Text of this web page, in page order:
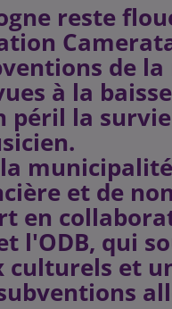
reste
de
à la
péril la
et de
en
l'ODB, qui
culturels et